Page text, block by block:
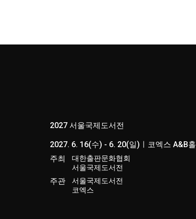
2027 서울국제도서전
2027. 6. 16(수) - 6. 20(일)ㅣ코엑스 A&B홀
주최
대한출판문화협회
서울국제도서전
주관
서울국제도서전
코엑스